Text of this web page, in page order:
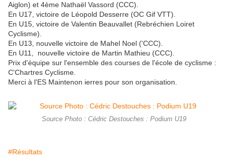
Aiglon) et 4ème Nathaël Vassord (CCC).
En U17, victoire de Léopold Desserre (OC Gif VTT).
En U15, victoire de Valentin Beauvallet (Rebréchien Loiret
Cyclisme).
En U13, nouvelle victoire de Mahel Noel ('CCC).
En U11, nouvelle victoire de Martin Mathieu (CCC).
Prix d'équipe sur l'ensemble des courses de l'école de cyclisme :
C'Chartres Cyclisme.
Merci à l'ES Maintenon ierres pour son organisation.
Source Photo : Cédric Destouches : Podium U19
#Résultats